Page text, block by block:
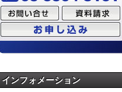
インフォメーション